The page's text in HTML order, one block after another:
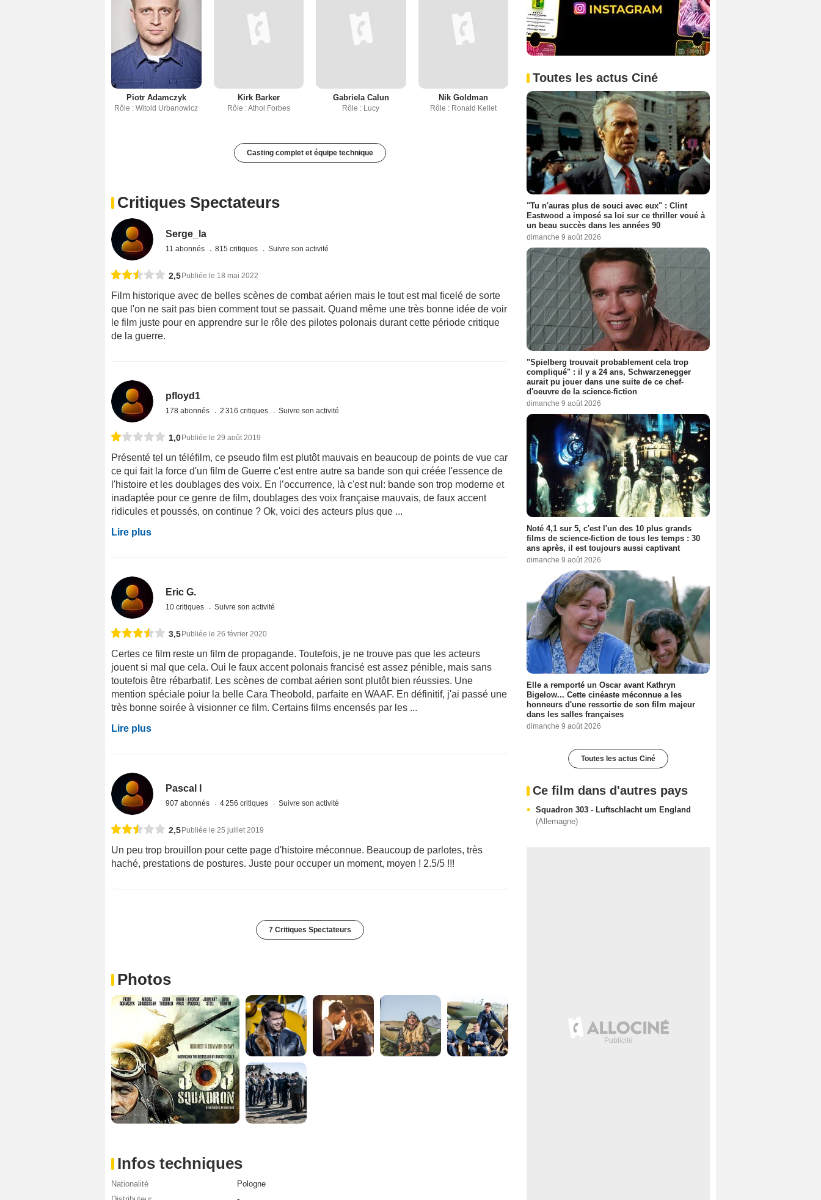
Piotr Adamczyk
Rôle : Witold Urbanowicz
Kirk Barker
Rôle : Athol Forbes
Gabriela Calun
Rôle : Lucy
Nik Goldman
Rôle : Ronald Kellet
Casting complet et équipe technique
Critiques Spectateurs
Serge_la
11 abonnés 815 critiques Suivre son activité
2,5Publiée le 18 mai 2022
Film historique avec de belles scènes de combat aérien mais le tout est mal ficelé de sorte
que l'on ne sait pas bien comment tout se passait. Quand même une très bonne idée de voir
le film juste pour en apprendre sur le rôle des pilotes polonais durant cette période critique
de la guerre.
pfloyd1
178 abonnés 2 316 critiques Suivre son activité
1,0 Publiée le 29 août 2019
Présenté tel un téléfilm, ce pseudo film est plutôt mauvais en beaucoup de points de vue car
ce qui fait la force d'un film de Guerre c'est entre autre sa bande son qui créée l'essence de
l'histoire et les doublages des voix. En l’occurrence, là c'est nul: bande son trop moderne et
inadaptée pour ce genre de film, doublages des voix française mauvais, de faux accent
ridicules et poussés, on continue ? Ok, voici des acteurs plus que ...
Lire plus
Eric G.
10 critiques Suivre son activité
3,5 Publiée le 26 février 2020
Certes ce film reste un film de propagande. Toutefois, je ne trouve pas que les acteurs
jouent si mal que cela. Oui le faux accent polonais francisé est assez pénible, mais sans
toutefois être rébarbatif. Les scènes de combat aérien sont plutôt bien réussies. Une
mention spéciale poiur la belle Cara Theobold, parfaite en WAAF. En définitif, j'ai passé une
très bonne soirée à visionner ce film. Certains films encensés par les ...
Lire plus
Pascal I
907 abonnés 4 256 critiques Suivre son activité
2,5 Publiée le 25 juillet 2019
Un peu trop brouillon pour cette page d'histoire méconnue. Beaucoup de parlotes, très
haché, prestations de postures. Juste pour occuper un moment, moyen ! 2.5/5 !!!
7 Critiques Spectateurs
Photos
Infos techniques
Nationalité
Pologne
Toutes les actus Ciné
"Tu n'auras plus de souci avec eux" : Clint
Eastwood a imposé sa loi sur ce thriller voué à
un beau succès dans les années 90
dimanche 9 août 2026
"Spielberg trouvait probablement cela trop
compliqué" : il y a 24 ans, Schwarzenegger
aurait pu jouer dans une suite de ce chef-
d'oeuvre de la science-fiction
dimanche 9 août 2026
Noté 4,1 sur 5, c'est l'un des 10 plus grands
films de science-fiction de tous les temps : 30
ans après, il est toujours aussi captivant
dimanche 9 août 2026
Elle a remporté un Oscar avant Kathryn
Bigelow... Cette cinéaste méconnue a les
honneurs d'une ressortie de son film majeur
dans les salles françaises
dimanche 9 août 2026
Toutes les actus Ciné
Ce film dans d'autres pays
Squadron 303 - Luftschlacht um England
(Allemagne)